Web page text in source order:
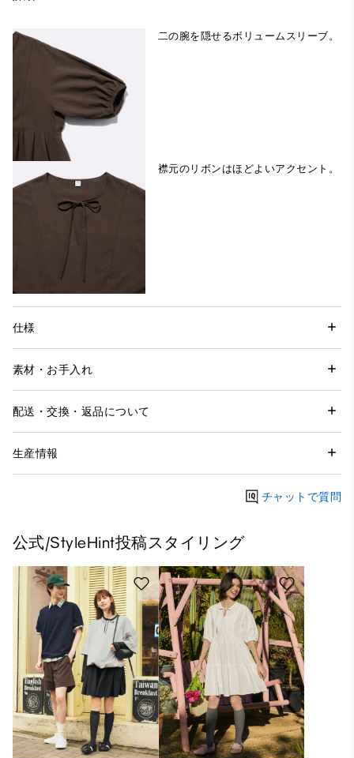
二の腕を隠せるボリュームスリーブ。
襟元のリボンはほどよいアクセント。
仕様
素材・お手入れ
配送・交換・返品について
生産情報
チャットで質問
公式/StyleHint投稿スタイリング